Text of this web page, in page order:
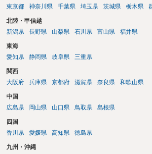
東京都
神奈川県 千葉県 埼玉県 茨城県 栃木県
北陸・甲信越
新潟県
長野県 山梨県 石川県 富山県 福井県
東海
愛知県
静岡県 岐阜県 三重県
関西
大阪府
兵庫県 京都府 滋賀県 奈良県 和歌山県
中国
広島県
岡山県 山口県 鳥取県 島根県
四国
香川県
愛媛県 高知県 徳島県
九州・沖縄